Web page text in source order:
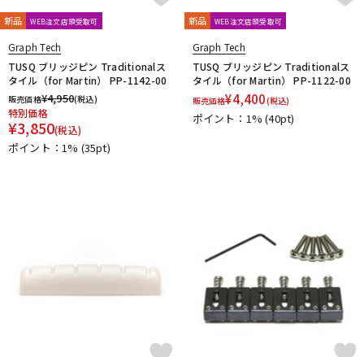
新品 WEB注文店頭受取可
Graph Tech
TUSQ ブリッジピン Traditionalス
タイル（for Martin） PP-1142-00
販売価格¥4,950(税込)
特別価格
¥3,850(税込)
ポイント：1% (35pt)
新品 WEB注文店頭受取可
Graph Tech
TUSQ ブリッジピン Traditionalス
タイル（for Martin） PP-1122-00
販売価格¥4,400(税込)
ポイント：1%(40pt)